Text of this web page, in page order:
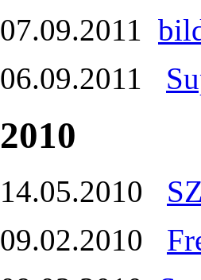
07.09.2011
06.09.2011
2010
14.05.2010
09.02.2010